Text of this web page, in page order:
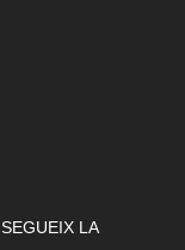
SEGUEIX LA